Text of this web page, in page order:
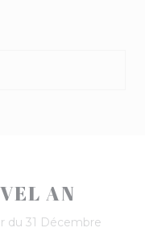
AN
du 31 Décembre